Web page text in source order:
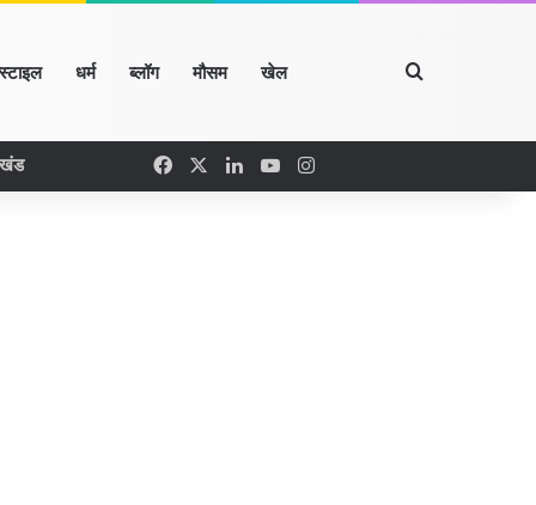
धर्म ब्लॉग मौसम खेल Search for
FacebookLinkedIn
YouTubeInstagram